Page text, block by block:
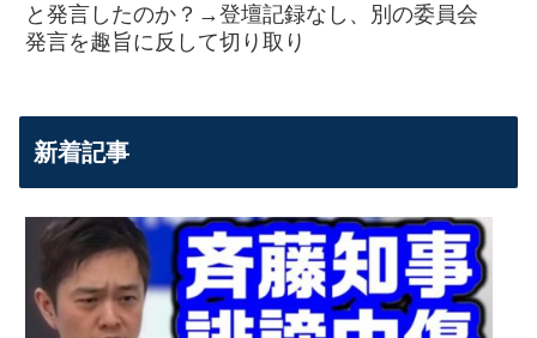
と発言したのか？→登壇記録なし、別の委員会
発言を趣旨に反して切り取り
新着記事